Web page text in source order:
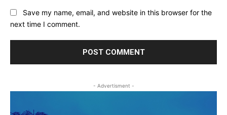
Save my name, email, and website in this browser for the
next time I comment.
- Advertisment -